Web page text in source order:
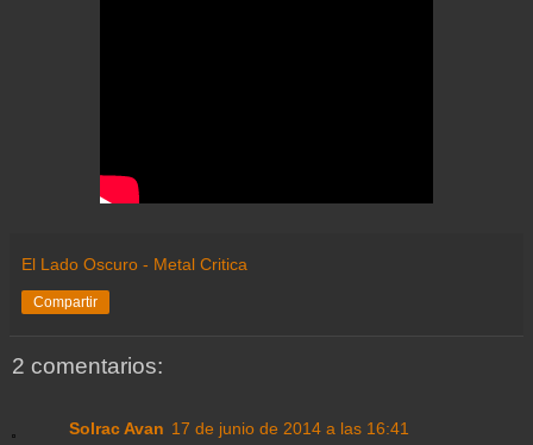
El Lado Oscuro - Metal Critica
Compartir
2 comentarios:
Solrac Avan 17 de junio de 2014 a las 16:41